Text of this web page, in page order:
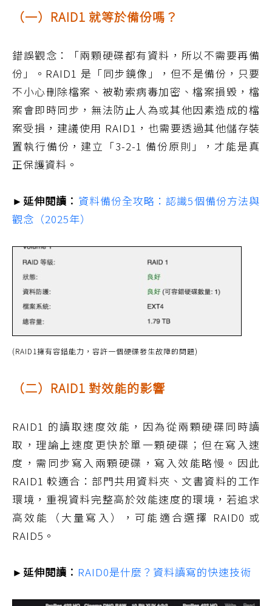
（一）RAID1 就等於備份嗎？
錯誤觀念：「兩顆硬碟都有資料，所以不需要再備
份」。RAID1 是「同步鏡像」，但不是備份，只要
不小心刪除檔案、被勒索病毒加密、檔案損毀，檔
案會即時同步，無法防止人為或其他因素造成的檔
案受損，建議使用 RAID1，也需要透過其他儲存裝
置執行備份，建立「3-2-1 備份原則」，才能是真
正保護資料。
►延伸閱讀： 資料備份全攻略：認識5個備份方法與
觀念（2025年）
(RAID1擁有容錯能力，容許一個硬碟發生故障的問題)
（二）RAID1 對效能的影響
RAID1 的讀取速度效能，因為從兩顆硬碟同時讀
取，理論上速度更快於單一顆硬碟；但在寫入速
度，需同步寫入兩顆硬碟，寫入效能略慢。因此
RAID1 較適合：部門共用資料夾、文書資料的工作
環境，重視資料完整高於效能速度的環境，若追求
高效能（大量寫入），可能適合選擇 RAID0 或
RAID5。
►延伸閱讀： RAID0是什麼？資料讀寫的快速技術